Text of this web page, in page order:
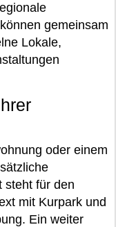
gemeinsam
Lokale,
oder einem
steht für den
mit Kurpark und
Ein weiter